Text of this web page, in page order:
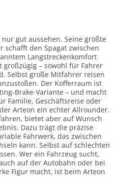
gut aussehen. Seine größte
schafft den Spagat zwischen
Langstreckenkomfort
großzügig – sowohl für Fahrer
Selbst große Mitfahrer reisen
Der Kofferraum ist
Brake-Variante – und macht
Familie, Geschäftsreise oder
Arteon ein echter Allrounder.
bietet aber auf Wunsch
Dazu trägt die präzise
Fahrwerk, das zwischen
kann. Selbst auf schlechten
Wer ein Fahrzeug sucht,
auf der Autobahn oder bei
Figur macht, ist beim Arteon